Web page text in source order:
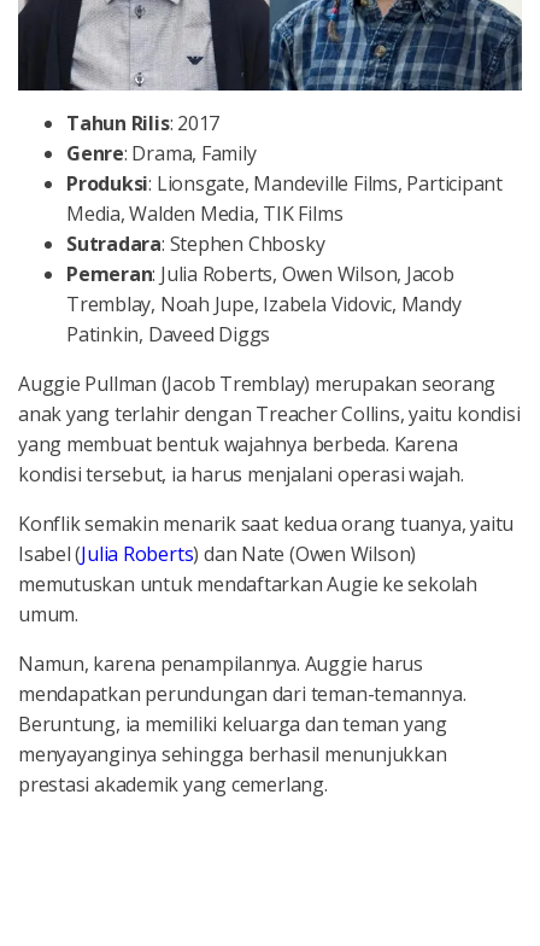
Tahun Rilis: 2017
Genre: Drama, Family
Produksi: Lionsgate, Mandeville Films, Participant
Media, Walden Media, TIK Films
Sutradara: Stephen Chbosky
Pemeran: Julia Roberts, Owen Wilson, Jacob
Tremblay, Noah Jupe, Izabela Vidovic, Mandy
Patinkin, Daveed Diggs
Auggie Pullman (Jacob Tremblay) merupakan seorang
anak yang terlahir dengan Treacher Collins, yaitu kondisi
yang membuat bentuk wajahnya berbeda. Karena
kondisi tersebut, ia harus menjalani operasi wajah.
Konflik semakin menarik saat kedua orang tuanya, yaitu
Isabel (Julia Roberts) dan Nate (Owen Wilson)
memutuskan untuk mendaftarkan Augie ke sekolah
umum.
Namun, karena penampilannya. Auggie harus
mendapatkan perundungan dari teman-temannya.
Beruntung, ia memiliki keluarga dan teman yang
menyayanginya sehingga berhasil menunjukkan
prestasi akademik yang cemerlang.